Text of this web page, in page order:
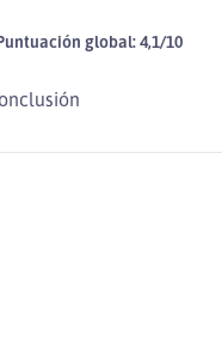
global: 4,1/10